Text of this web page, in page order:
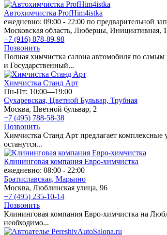
Автохимчистка ProfHim4istka
ежедневно: 09:00 - 22:00 по предварительной
Московская область, Люберцы, Инициативная,
+7 (916) 878-89-98
Позвонить
Полная химчистка салона автомобиля по
и Государственный...
Химчистка Станд Арт
Пн-Пт: 10:00—19:00
Сухаревская, Цветной Бульвар, Трубная
Москва, Цветной бульвар, 2
+7 (495) 788-58-38
Позвонить
Химчистка Станд Арт предлагает
останутся...
Клининговая компания Евро-химчистка
ежедневно: 08:00 - 22:00
Братиславская, Марьино
Москва, Люблинская улица, 96
+7 (495) 235-10-14
Позвонить
Клининговая компания Евро-химчистка на
необходимо...